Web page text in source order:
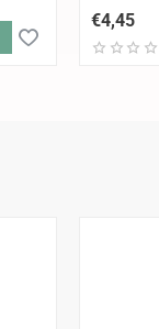
€4,45